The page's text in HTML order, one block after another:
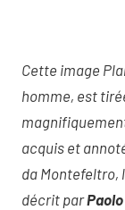
Cette image
homme, est
acquis et
da Montefeltro,
décrit par